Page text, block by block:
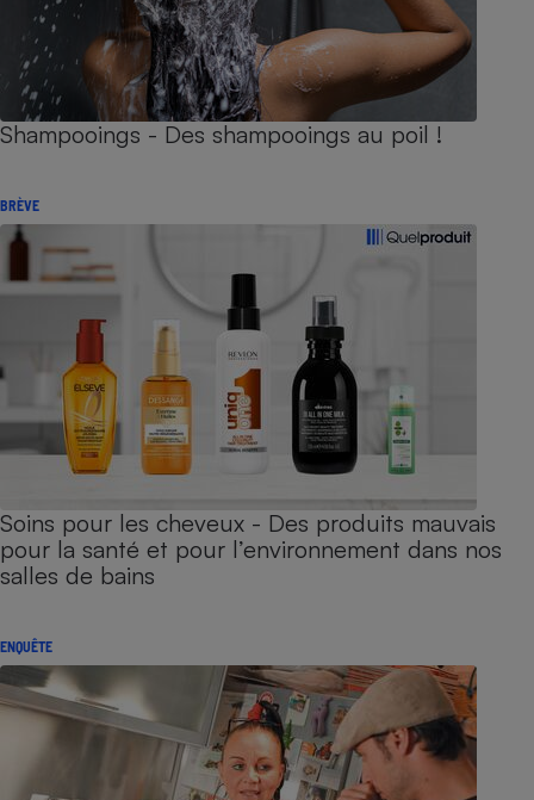
Shampooings - Des shampooings au poil !
BRÈVE
Soins pour les cheveux - Des produits mauvais
pour la santé et pour l’environnement dans nos
salles de bains
ENQUÊTE